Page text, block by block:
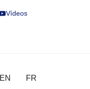
Vídeos
EN FR